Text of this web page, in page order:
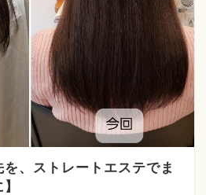
を、ストレートエステでま